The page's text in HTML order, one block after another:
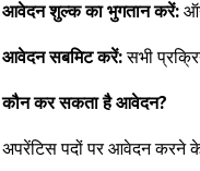
आवेदन शुल्क का भुगतान करें:
आवेदन सबमिट करें:सभी
कौन कर सकता है आवेदन?
अपरेंटिस पदों पर आवेदन करने के